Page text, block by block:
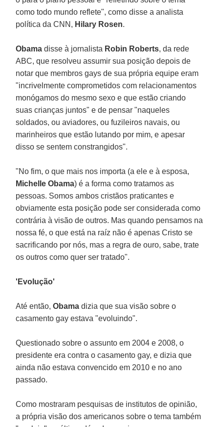
como todo mundo reflete", como disse a analista
política da CNN, Hilary Rosen.
Obamadisse à jornalista Robin Roberts, da rede
ABC, que resolveu assumir sua posição depois de
notar que membros gays de sua própria equipe eram
"incrivelmente comprometidos com relacionamentos
monógamos do mesmo sexo e que estão criando
suas crianças juntos" e de pensar "naqueles
soldados, ou aviadores, ou fuzileiros navais, ou
marinheiros que estão lutando por mim, e apesar
disso se sentem constrangidos".
"No fim, o que mais nos importa (a ele e à esposa,
Michelle Obama) é a forma como tratamos as
pessoas. Somos ambos cristãos praticantes e
obviamente esta posição pode ser considerada como
contrária à visão de outros. Mas quando pensamos na
nossa fé, o que está na raíz não é apenas Cristo se
sacrificando por nós, mas a regra de ouro, sabe, trate
os outros como quer ser tratado".
'Evolução'
Até então,Obamadizia que sua visão sobre o
casamento gay estava "evoluindo".
Questionado sobre o assunto em 2004 e 2008, o
presidente era contra o casamento gay, e dizia que
ainda não estava convencido em 2010 e no ano
passado.
Como mostraram pesquisas de institutos de opinião,
a própria visão dos americanos sobre o tema também